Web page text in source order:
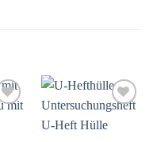
Add to
wishlist